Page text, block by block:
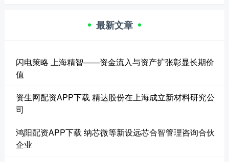
最新文章
闪电策略 上海精智——资金流入与资产扩张彰显长期价
值
资生网配资APP下载 精达股份在上海成立新材料研究公
司
鸿阳配资APP下载 纳芯微等新设远芯合智管理咨询合伙
企业